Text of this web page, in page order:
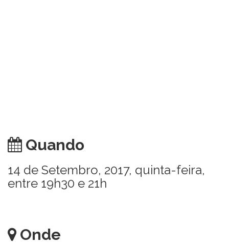
Quando
14 de Setembro, 2017, quinta-feira,
entre 19h30 e 21h
Onde